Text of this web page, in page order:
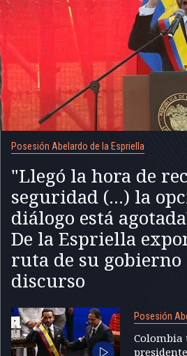
Posesión Abelardo de la Espriella
"Llegó la hora de
seguridad (...) la
diálogo está
De la Espriella
ruta de su
discurso
Posesión
Colombia